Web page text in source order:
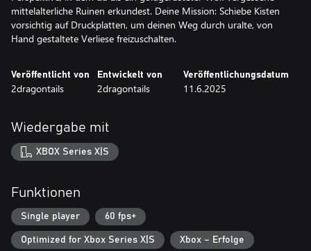
mittelalterliche Ruinen erkundest. Deine Mission: Schiebe Kisten
vorsichtig auf Druckplatten, um deinen Weg durch uralte, von
Hand gestaltete Verliese freizuschalten.
Veröffentlicht von
2dragontails
Entwickelt von
2dragontails
Veröffentlichungsdatum
11.6.2025
Wiedergabe mit
XBOX Series X|S
Funktionen
Single player 60 fps+
Optimized for Xbox Series X|S Xbox – Erfolge